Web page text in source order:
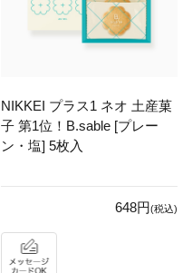
NIKKEI プラス1 ネオ 土産菓
子 第1位！B.sable [プレー
ン・塩] 5枚入
648円(税込)